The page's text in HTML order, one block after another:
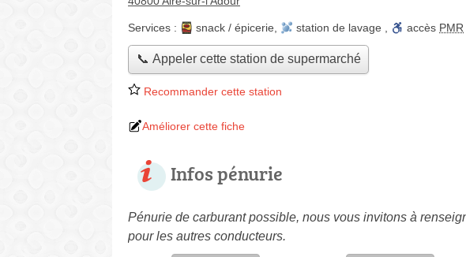
Services : snack / épicerie station de lavage accès PMR
📞 Appeler cette station de supermarché
Recommander cette station
Améliorer cette fiche
Infos pénurie
Pénurie de carburant possible, nous vous invitons à
pour les autres conducteurs.